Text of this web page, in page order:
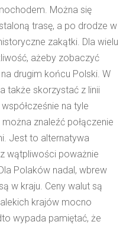
Można się
trasę, a po drodze w
zakątki. Dla wielu
ażeby zobaczyć
drugim końcu Polski. W
także skorzystać z linii
na tyle
znaleźć połączenie
Jest to alternatywa
wątpliwości poważnie
Polaków nadal, wbrew
w kraju. Ceny walut są
krajów mocno
wypada pamiętać, że